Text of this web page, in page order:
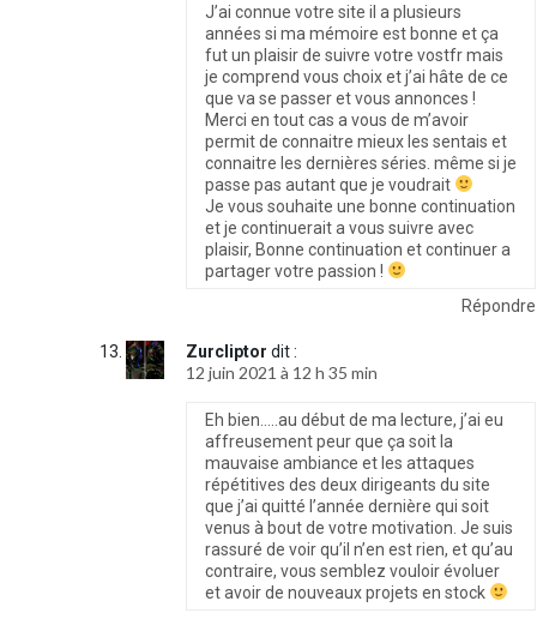
J’ai connue votre site il a plusieurs
années si ma mémoire est bonne et ça
fut un plaisir de suivre votre vostfr mais
je comprend vous choix et j’ai hâte de ce
que va se passer et vous annonces !
Merci en tout cas a vous de m’avoir
permit de connaitre mieux les sentais et
connaitre les dernières séries. même si je
passe pas autant que je voudrait
Je vous souhaite une bonne continuation
et je continuerait a vous suivre avec
plaisir, Bonne continuation et continuer a
partager votre passion !
Répondre
Zurcliptor dit :
12 juin 2021 à 12 h 35 min
Eh bien…..au début de ma lecture, j’ai eu
affreusement peur que ça soit la
mauvaise ambiance et les attaques
répétitives des deux dirigeants du site
que j’ai quitté l’année dernière qui soit
venus à bout de votre motivation. Je suis
rassuré de voir qu’il n’en est rien, et qu’au
contraire, vous semblez vouloir évoluer
et avoir de nouveaux projets en stock